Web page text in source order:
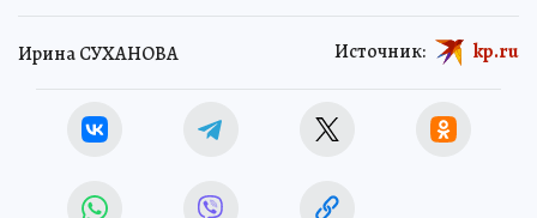
Ирина СУХАНОВА Источник: kp.ru